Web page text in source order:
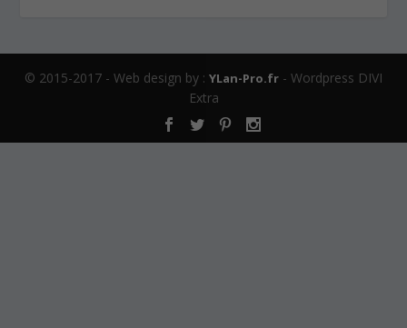
© 2015-2017 - Web design by : YLan-Pro.fr - Wordpress DIVI
Extra